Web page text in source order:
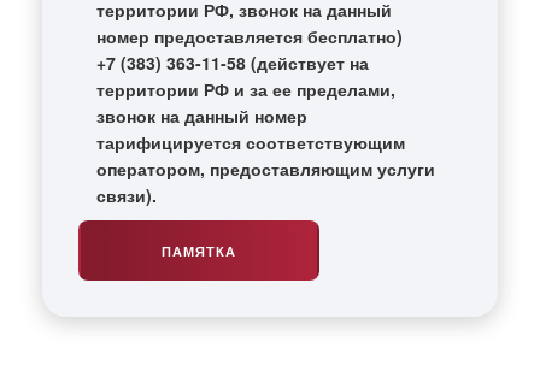
территории РФ, звонок на данный
номер предоставляется бесплатно)
+7 (383) 363-11-58 (действует на
территории РФ и за ее пределами,
звонок на данный номер
тарифицируется соответствующим
оператором, предоставляющим услуги
связи).
ПАМЯТКА